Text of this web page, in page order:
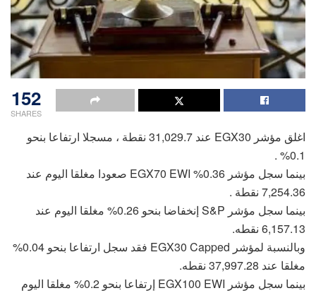
152
SHARES
اغلق مؤشر EGX30 عند 31,029.7 نقطة ، مسجلا ارتفاعا بنحو
0.1% .
بينما سجل مؤشر 0.36% EGX70 EWI صعودا مغلقا اليوم عند
7,254.36 نقطة .
بينما سجل مؤشر S&P إنخفاضا بنحو 0.26% مغلقا اليوم عند
6,157.13 نقطه.
وبالنسبة لمؤشر EGX30 Capped فقد سجل ارتفاعا بنحو 0.04%
مغلقا عند 37,997.28 نقطه.
بينما سجل مؤشر EGX100 EWI إرتفاعا بنحو 0.2% مغلقا اليوم